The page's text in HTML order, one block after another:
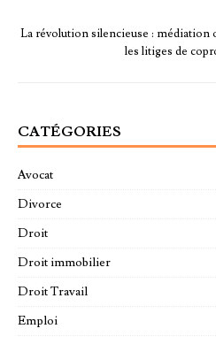
La révolution silencieuse : médiation
les litiges de
CATÉGORIES
Avocat
Divorce
Droit
Droit immobilier
Droit Travail
Emploi